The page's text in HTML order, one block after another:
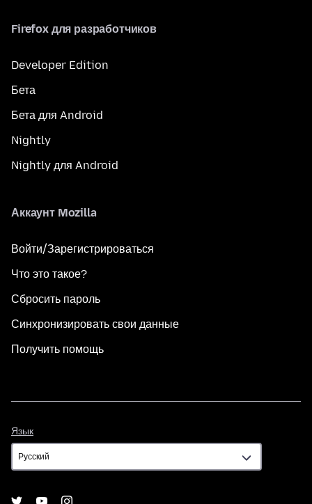
Firefox для разработчиков
Developer Edition
Бета
Бета для Android
Nightly
Nightly для Android
Аккаунт Mozilla
Войти/Зарегистрироваться
Что это такое?
Сбросить пароль
Синхронизировать свои данные
Получить помощь
Язык